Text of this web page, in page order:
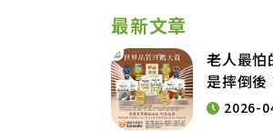
最新文章
老人最怕
是摔倒
率！預防
2026-